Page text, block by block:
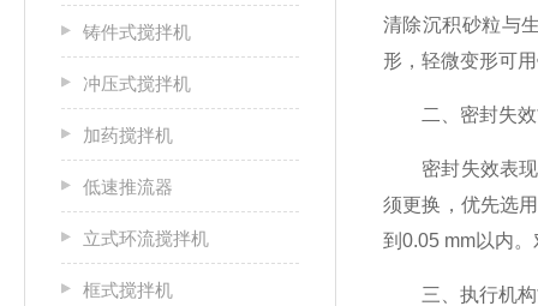
铸件式搅拌机
冲压式搅拌机
加药搅拌机
低速推流器
立式环流搅拌机
框式搅拌机
清除沉积砂粒与
形，轻微变形可
二、密封失效
密封失效表现
须更换，优先选
到0.05 mm以内
三、执行机构